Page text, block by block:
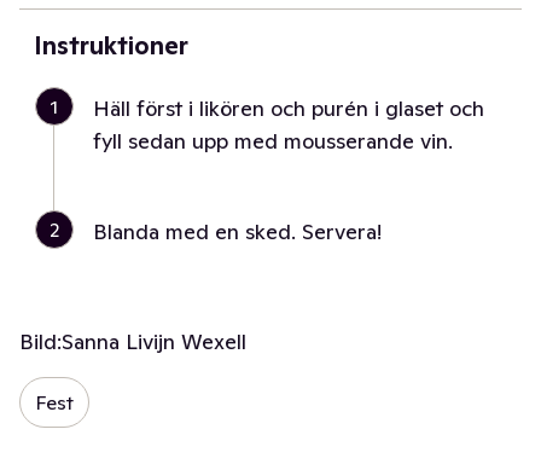
Instruktioner
1
Häll först i likören och purén i glaset och
fyll sedan upp med mousserande vin.
2 Blanda med en sked. Servera!
Bild:Sanna Livijn Wexell
Fest